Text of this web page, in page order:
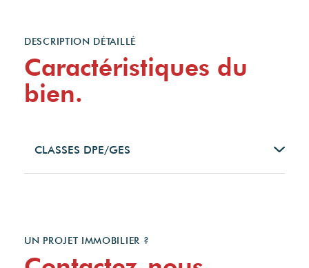
DESCRIPTION DÉTAILLÉ
Caractéristiques du
bien.
CLASSES DPE/GES
UN PROJET IMMOBILIER ?